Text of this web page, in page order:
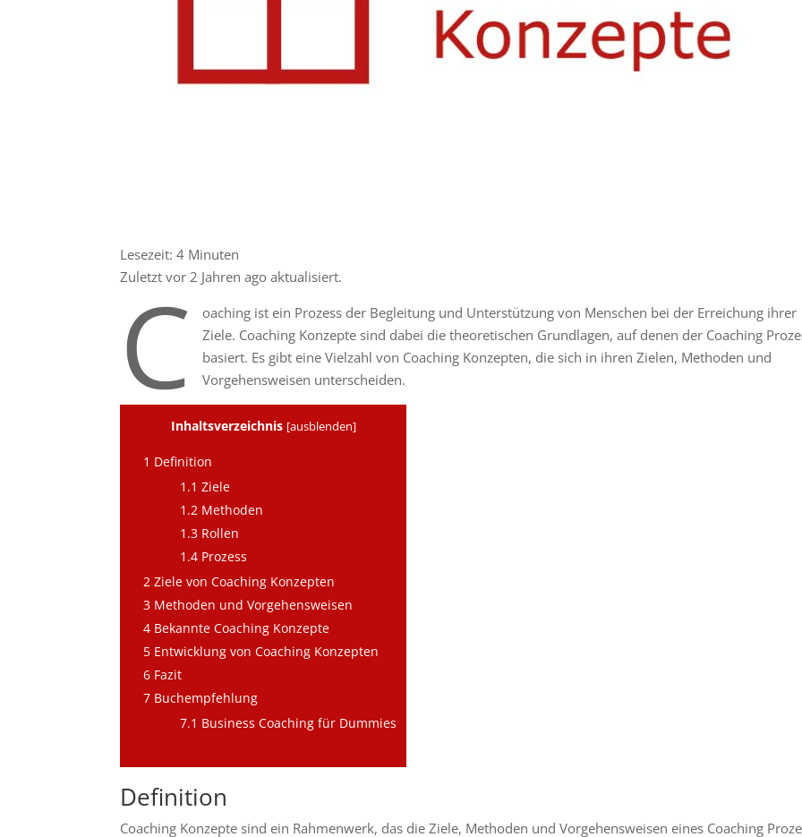
Lesezeit:4 Minuten
Zuletzt vor 2 Jahren ago aktualisiert.
C
oaching ist ein Prozess der Begleitung und Unterstützung von Menschen bei der Erreichung ihrer
Ziele. Coaching Konzepte sind dabei die theoretischen Grundlagen, auf denen der Coaching
basiert. Es gibt eine Vielzahl von Coaching Konzepten, die sich in ihren Zielen, Methoden und
Vorgehensweisen unterscheiden.
Inhaltsverzeichnis [ausblenden]
1 Definition
1.1 Ziele
1.2 Methoden
1.3 Rollen
1.4 Prozess
2Ziele von Coaching Konzepten
3Methoden und Vorgehensweisen
4Bekannte Coaching Konzepte
5Entwicklung von Coaching Konzepten
6Fazit
7Buchempfehlung
7.1 Business Coaching für Dummies
Definition
Coaching Konzepte sind ein Rahmenwerk, das die Ziele, Methoden und Vorgehensweisen eines Coaching